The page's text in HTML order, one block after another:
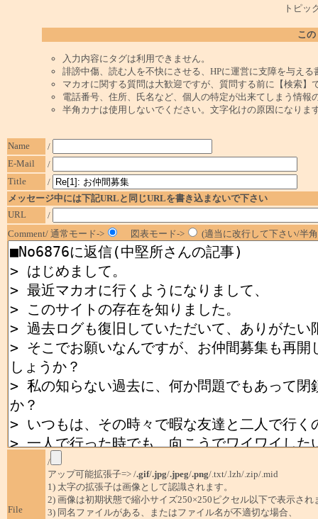
トピッ
こ
入力内容にタグは利用できません。
誹謗中傷、読む人を不快にさせる、HPに運営に支障を与え
マカオに関する質問は大歓迎ですが、質問する前に【検索】
電話番号、住所、氏名など、個人の特定が出来てしまう情報
半角カナは使用しないでください。文字化けの原因になりま
Name
/
E-Mail
/
Title
/
メッセージ中には下記URLと同じURLを書き込まないで下さい
URL
/
Comment/ 通常モード->
図表モード-> (適当に改行して下さい/半
File
/
アップ可能拡張子=> /.gif/.jpg/.jpeg/.png/.txt/.lzh/.zip/.mid
1) 太字の拡張子は画像として認識されます。
2) 画像は初期状態で縮小サイズ250×250ピクセル以下で表示され
3) 同名ファイルがある、またはファイル名が不適切な場合、